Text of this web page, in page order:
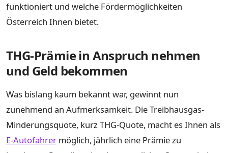
funktioniert und welche Fördermöglichkeiten
Österreich Ihnen bietet.
THG-Prämie in Anspruch nehmen
und Geld bekommen
Was bislang kaum bekannt war, gewinnt nun
zunehmend an Aufmerksamkeit. Die Treibhausgas-
Minderungsquote, kurz THG-Quote, macht es Ihnen als
E-Autofahrer möglich, jährlich eine Prämie zu